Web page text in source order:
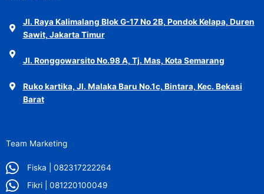
Jl. Raya Kalimalang Blok G-17 No 2B, Pondok Kelapa, Duren
Sawit, Jakarta Timur
Jl. Ronggowarsito No.98 A, Tj. Mas, Kota Semarang
Ruko kartika, Jl. Malaka Baru No.1c, Bintara, Kec. Bekasi
Barat
Team Marketing
Fiska | 082317222264
Fikri | 081220100049